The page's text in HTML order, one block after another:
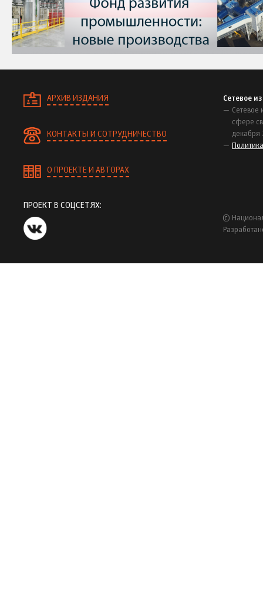
АРХИВ ИЗДАНИЯ
КОНТАКТЫ И СОТРУДНИЧЕСТВО
О ПРОЕКТЕ И АВТОРАХ
Сетевое
Сетевое
сфере
декабря
ПРОЕКТ В СОЦСЕТЯХ:
©